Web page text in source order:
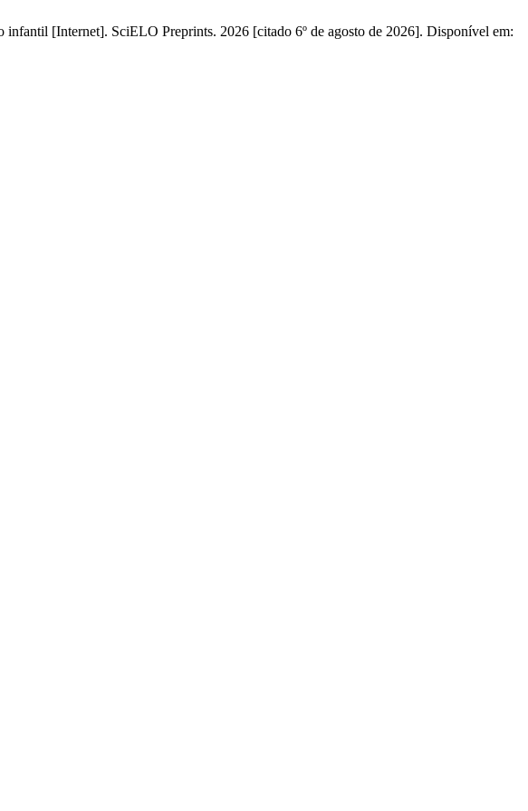
infantil [Internet]. SciELO Preprints. 2026 [citado 6º de agosto de 2026]. Disponível em: